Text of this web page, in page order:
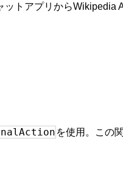
ットアプリからWikipedia
を使用。この